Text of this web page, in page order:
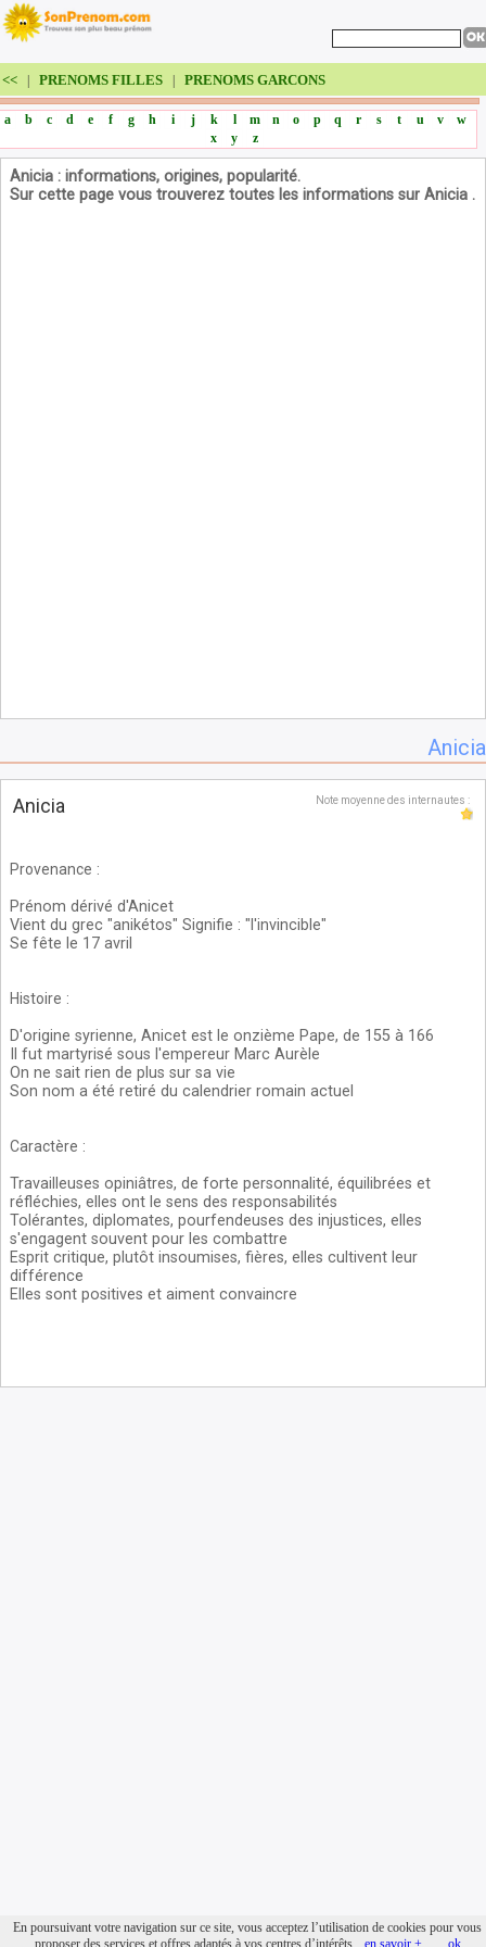
<< PRENOMS FILLES PRENOMS GARCONS
a b c d e f g h i j k l m n o p q r s t u v
w
x
y z
Anicia : informations, origines, popularité.
Sur cette page vous trouverez toutes les informations sur Anicia .
Anicia
Anicia Note moyenne des internautes :
Provenance :
Prénom dérivé d'Anicet
Vient du grec "anikétos" Signifie : "l'invincible"
Se fête le 17 avril
Histoire :
D'origine syrienne, Anicet est le onzième Pape, de 155 à 166
Il fut martyrisé sous l'empereur Marc Aurèle
On ne sait rien de plus sur sa vie
Son nom a été retiré du calendrier romain actuel
Caractère :
Travailleuses opiniâtres, de forte personnalité, équilibrées et
réfléchies, elles ont le sens des responsabilités
Tolérantes, diplomates, pourfendeuses des injustices, elles
s'engagent souvent pour les combattre
Esprit critique, plutôt insoumises, fières, elles cultivent leur
différence
Elles sont positives et aiment convaincre
Prenom Bebe-Prenom garcon- prenom fille-mael-Laila-Svetlana-Timothé~ -
En poursuivant votre navigation sur ce site, vous acceptez l’utilisation de cookies pour vous
proposer des services et offres adaptés à vos centres d’intérêts.
en savoir + ok